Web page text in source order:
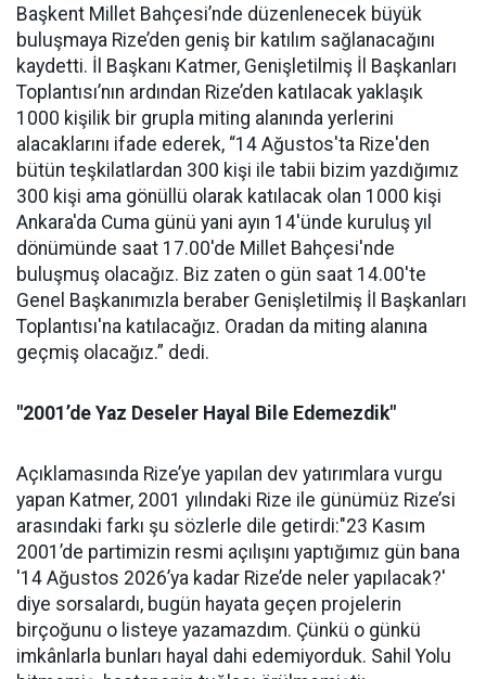
Başkent Millet Bahçesi’nde düzenlenecek büyük
buluşmaya Rize’den geniş bir katılım sağlanacağını
kaydetti. İl Başkanı Katmer, Genişletilmiş İl Başkanları
Toplantısı’nın ardından Rize’den katılacak yaklaşık
1000 kişilik bir grupla miting alanında yerlerini
alacaklarını ifade ederek, “14 Ağustos'ta Rize'den
bütün teşkilatlardan 300 kişi ile tabii bizim yazdığımız
300 kişi ama gönüllü olarak katılacak olan 1000 kişi
Ankara'da Cuma günü yani ayın 14'ünde kuruluş yıl
dönümünde saat 17.00'de Millet Bahçesi'nde
buluşmuş olacağız. Biz zaten o gün saat 14.00'te
Genel Başkanımızla beraber Genişletilmiş İl Başkanları
Toplantısı'na katılacağız. Oradan da miting alanına
geçmiş olacağız.” dedi.
"2001’de Yaz Deseler Hayal Bile Edemezdik"
Açıklamasında Rize’ye yapılan dev yatırımlara vurgu
yapan Katmer, 2001 yılındaki Rize ile günümüz Rize’si
arasındaki farkı şu sözlerle dile getirdi:"23 Kasım
2001’de partimizin resmi açılışını yaptığımız gün bana
'14 Ağustos 2026’ya kadar Rize’de neler yapılacak?'
diye sorsalardı, bugün hayata geçen projelerin
birçoğunu o listeye yazamazdım. Çünkü o günkü
imkânlarla bunları hayal dahi edemiyorduk. Sahil Yolu